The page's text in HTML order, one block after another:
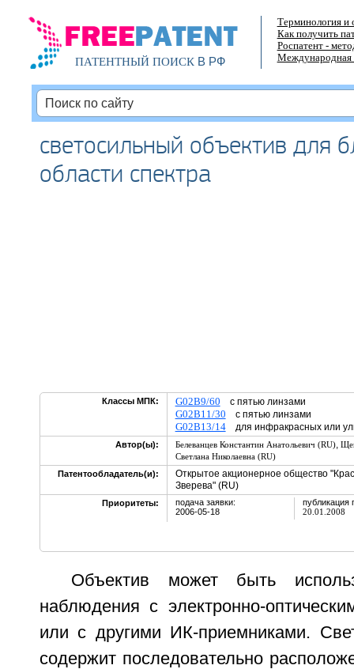
ПАТЕНТНЫЙ ПОИСКВ РФ
Терминология и
Как получить
Роспатент -
Международная
светосильный объектив для
области спектра
Классы МПК: G02B9/60 с пятью линзами
G02B11/30 с пятью линзами
G02B13/14для инфракрасных или
Автор(ы): Белеванцев Константин Анатольевич (RU),
Светлана Николаевна (RU)
Патентообладатель(и):
Открытое акционерное общество
Зверева" (RU)
Приоритеты:
подача заявки:
2006-05-18
публикация
20.01.2008
Объектив может быть
наблюдения с электронно-
или с другими ИК-приемниками.
содержит последовательно